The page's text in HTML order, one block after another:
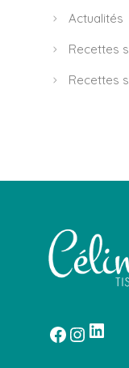
Actualités
Recettes
Recettes